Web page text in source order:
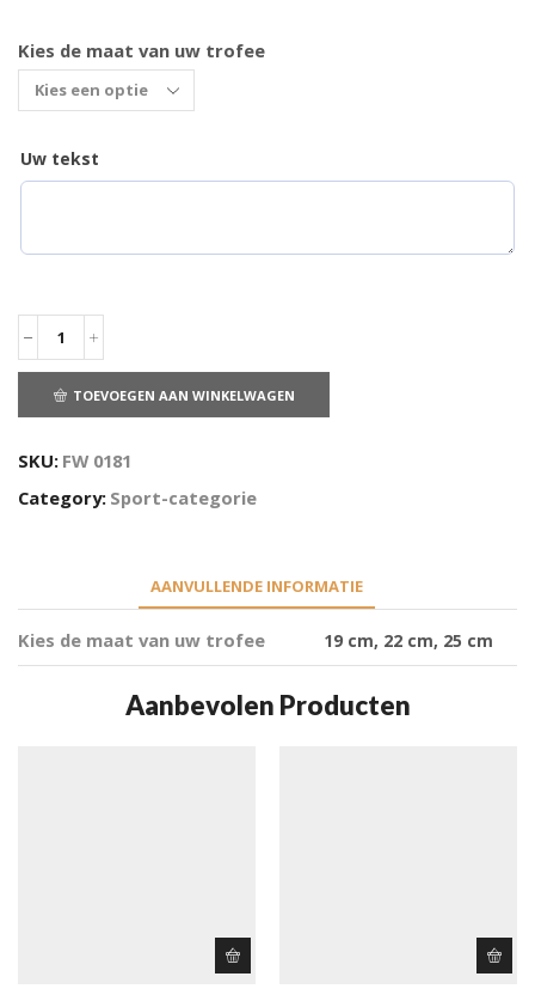
Kies de maat van uw trofee
Uw tekst
TOEVOEGEN AAN WINKELWAGEN
SKU: FW 0181
Category: Sport-categorie
AANVULLENDE INFORMATIE
Kies de maat van uw trofee 19 cm, 22 cm, 25 cm
Aanbevolen Producten